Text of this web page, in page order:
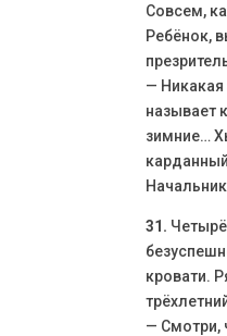
Совсем,
Ребёнок,
— Никакая
называет
зимние…
31.
кровати.
— Смотри,